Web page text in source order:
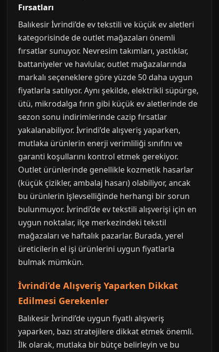
Fırsatları
Balıkesir İvrindi’de ev tekstili ve küçük ev aletleri
kategorisinde de outlet mağazaları önemli
fırsatlar sunuyor. Nevresim takımları, yastıklar,
battaniyeler ve havlular, outlet mağazalarında
markalı seçeneklere göre yüzde 50 daha uygun
fiyatlarla satılıyor. Aynı şekilde, elektrikli süpürge,
ütü, mikrodalga fırın gibi küçük ev aletlerinde de
sezon sonu indirimlerinde cazip fırsatlar
yakalanabiliyor. İvrindi’de alışveriş yaparken,
mutlaka ürünlerin enerji verimliliği sınıfını ve
garanti koşullarını kontrol etmek gerekiyor.
Outlet ürünlerinde genellikle kozmetik hasarlar
(küçük çizikler, ambalaj hasarı) olabiliyor, ancak
bu ürünlerin işlevselliğinde herhangi bir sorun
bulunmuyor. İvrindi’de ev tekstili alışverişi için en
uygun noktalar, ilçe merkezindeki tekstil
mağazaları ve haftalık pazarlar. Burada, yerel
üreticilerin el işi ürünlerini uygun fiyatlarla
bulmak mümkün.
İvrindi’de Alışveriş Yaparken Dikkat
Edilmesi Gerekenler
Balıkesir İvrindi’de uygun fiyatlı alışveriş
yaparken, bazı stratejilere dikkat etmek önemli.
İlk olarak, mutlaka bir bütçe belirleyin ve bu